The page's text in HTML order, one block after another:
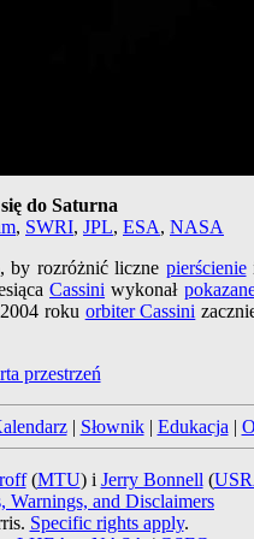
do Saturna
, SWRI, JPL, ESA, NASA
by rozróżnić liczne pierścienie
Cassini wykonał
roku orbiter Cassini
przestrzeń
| Słownik| Edukacja |
(MTU) i Jerry Bonnell (
Warnings, and Disclaimers
Specific rights apply.